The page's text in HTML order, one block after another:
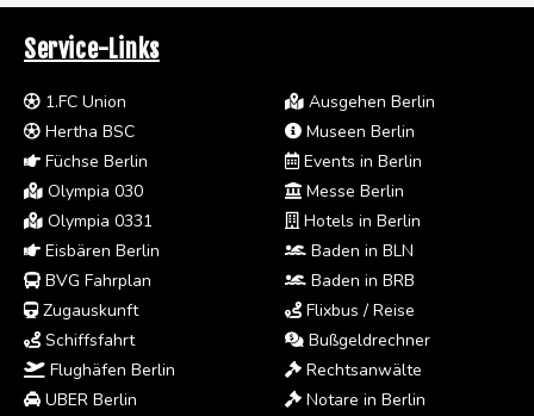
Service-Links
1.FC Union
Hertha BSC
Füchse Berlin
Olympia 030
Olympia 0331
Eisbären Berlin
BVG Fahrplan
Zugauskunft
Schiffsfahrt
Flughäfen Berlin
UBER Berlin
Ausgehen Berlin
Museen Berlin
Events in Berlin
Messe Berlin
Hotels in Berlin
Baden in BLN
Baden in BRB
Flixbus / Reise
Bußgeldrechner
Rechtsanwälte
Notare in Berlin